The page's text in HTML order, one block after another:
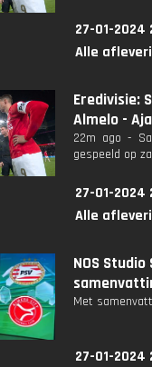
27-01-2024
Alle
Eredivisie:
Almelo -
22m ago -
gespeeld op
27-01-2024
Alle
NOS
Met
27-01-2024